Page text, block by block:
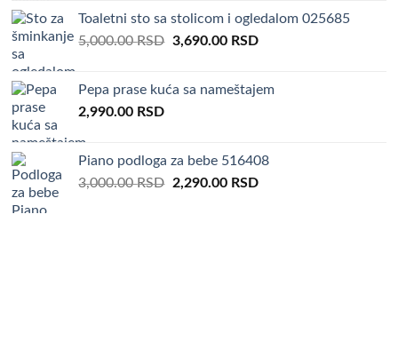
3,000.00 RSD.1,990.00 RSD.
Toaletni sto sa stolicom i ogledalom 025685
5,000.00RSD Original
5,000.00 RSD.
3,690.00 RSDCurrent
3,690.00 RSD.
Pepa prase kuća sa nameštajem
2,990.00 RSD
Piano podloga za bebe 516408
3,000.00RSD Original
2,290.00 RSDCurrent